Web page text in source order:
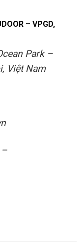
– VPGD,
Park –
Việt Nam
–